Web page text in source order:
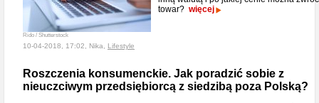
Rido / Shutterstock
towar? więcej
10-04-2018, 17:02, Nika, Lifestyle
Roszczenia konsumenckie. Jak poradzić sobie z
nieuczciwym przedsiębiorcą z siedzibą poza Polską?